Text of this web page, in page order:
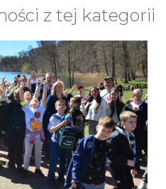
z tej kategorii